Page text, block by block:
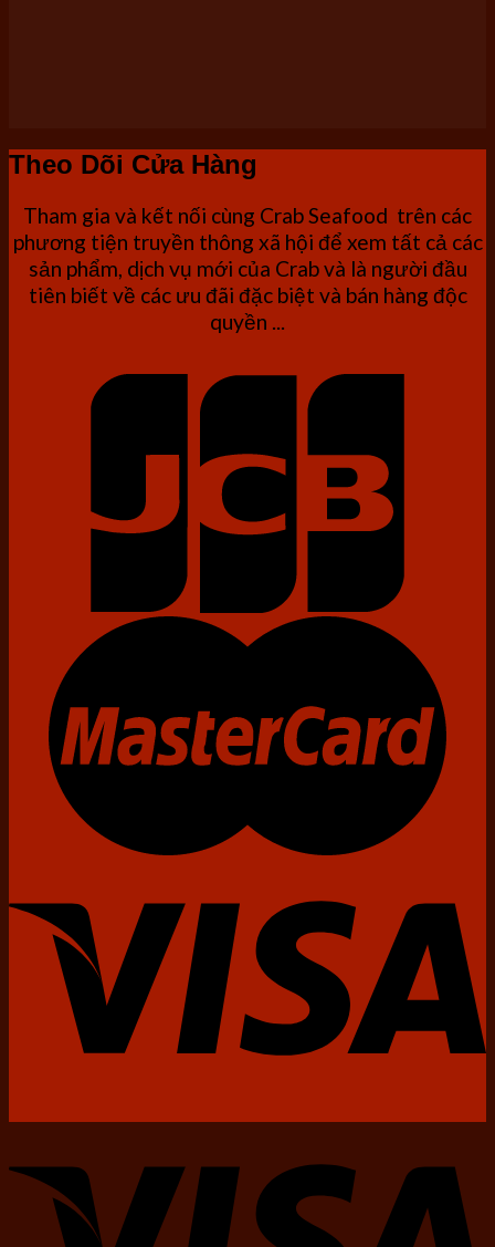
Theo Dõi Cửa Hàng
Tham gia và kết nối cùng Crab Seafood trên các
phương tiện truyền thông xã hội để xem tất cả các
sản phẩm, dịch vụ mới của Crab và là người đầu
tiên biết về các ưu đãi đặc biệt và bán hàng độc
quyền ...